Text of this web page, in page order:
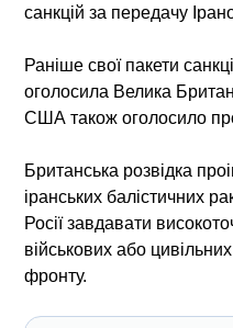
санкцій за передачу
Раніше свої пакети
оголосила Велика
США такожоголосило
Британська розвідка
іранських балістичних
Росіїзавдавати
військових або цивільних
фронту.